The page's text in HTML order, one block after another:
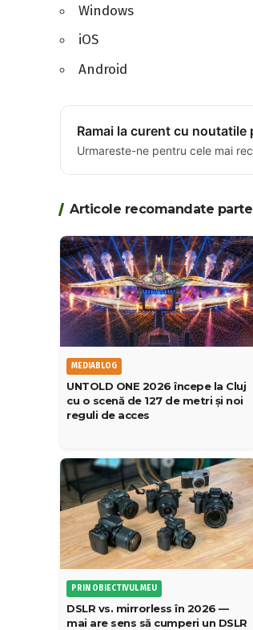
Windows
iOS
Android
Ramai la curent cu noutatile
Urmareste-ne pentru cele mai
Articole recomandate
MEDIABLOG
UNTOLD ONE 2026 începe la Cluj
cu o scenă de 127 de metri și noi
reguli de acces
PRIN OBIECTIVUL MEU
DSLR vs. mirrorless în 2026 —
mai are sens să cumperi un DSLR